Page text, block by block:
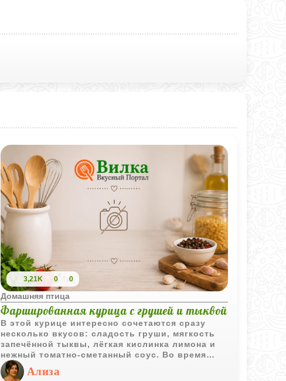
3,21K 0 0
Домашняя птица
Фаршированная курица с грушей и тыквой
В этой курице интересно сочетаются сразу
несколько вкусов: сладость груши, мягкость
запечённой тыквы, лёгкая кислинка лимона и
нежный томатно-сметанный соус. Во время
запекания начинка пропитывает мясо
ароматами, а сама курица получается сочной и
Ализа